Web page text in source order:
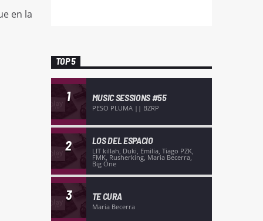
en la
TOP 5
1 MUSIC SESSIONS #55
PESO PLUMA || BZRP
2 LOS DEL ESPACIO
LIT killah, Duki, Emilia, Tiago PZK,
FMK, Rusherking, Maria Becerra,
Big One
3 TE CURA
Maria Becerra